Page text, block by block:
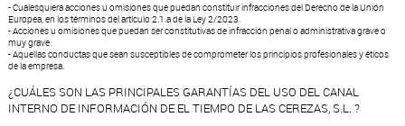
- Cualesquiera acciones u omisiones que puedan constituir infracciones del Derecho de la Unión
Europea, en los términos del artículo 2.1.a de la Ley 2/2023.
- Acciones u omisiones que puedan ser constitutivas de infracción penal o administrativa grave o
muy grave.
- Aquellas conductas que sean susceptibles de comprometer los principios profesionales y éticos
de la empresa.
¿CUÁLES SON LAS PRINCIPALES GARANTÍAS DEL USO DEL CANAL
INTERNO DE INFORMACIÓN DE EL TIEMPO DE LAS CEREZAS, S.L. ?